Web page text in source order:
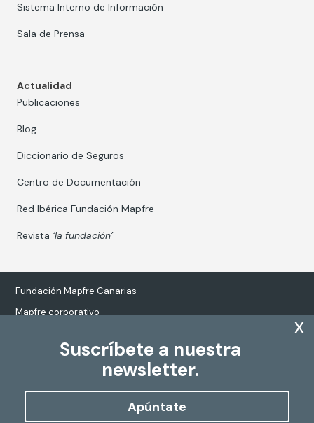
Suscríbete a nuestra
newsletter.
Apúntate
x
Sistema Interno de Información
Sala de Prensa
Actualidad
Publicaciones
Blog
Diccionario de Seguros
Centro de Documentación
Red Ibérica Fundación Mapfre
Revista ‘la fundación’
Fundación Mapfre Canarias
Mapfre corporativo
Tratamiento de datos personales
Política de Cookies